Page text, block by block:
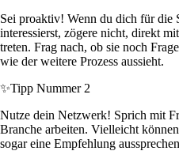
Sei proaktiv! Wenn du dich für die
interessierst, zögere nicht, direkt
treten. Frag nach, ob sie noch
wie der weitere Prozess aussieht.
✨Tipp Nummer 2
Nutze dein Netzwerk! Sprich mit
Branche arbeiten. Vielleicht
sogar eine Empfehlung